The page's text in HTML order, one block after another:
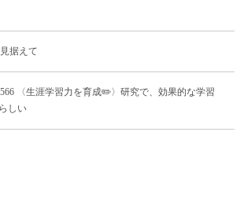
据えて
〈生涯学習力を育成✏️〉研究で、効果的な学習
しい